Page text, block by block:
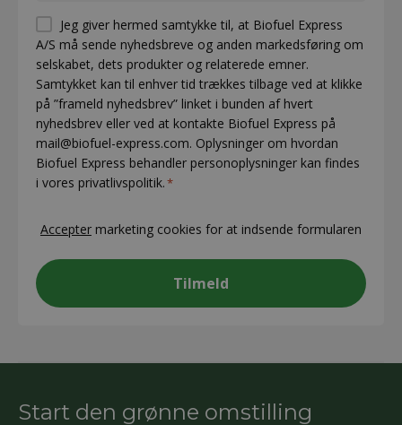
Permission
(visible)
*
Jeg giver hermed samtykke til, at Biofuel Express
A/S må sende nyhedsbreve og anden markedsføring om
selskabet, dets produkter og relaterede emner.
Samtykket kan til enhver tid trækkes tilbage ved at klikke
på ”frameld nyhedsbrev” linket i bunden af hvert
nyhedsbrev eller ved at kontakte Biofuel Express på
mail@biofuel-express.com. Oplysninger om hvordan
Biofuel Express behandler personoplysninger kan findes
i vores privatlivspolitik.*
Acceptermarketing cookies for at indsende formularen
Start den grønne omstilling